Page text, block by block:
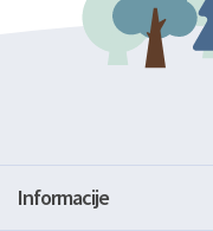
Informacije